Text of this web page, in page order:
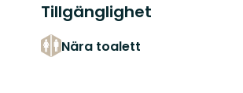
Tillgänglighet
Nära toalett